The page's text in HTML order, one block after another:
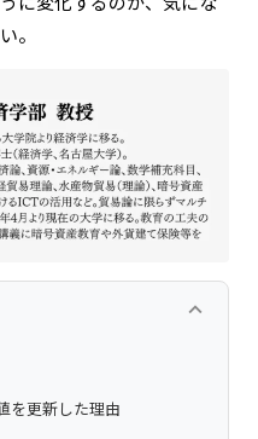
。
keyboard_arrow_up
を更新した理由